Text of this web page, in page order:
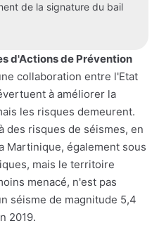
de la signature du bail
d'Actions de Prévention
collaboration entre l'Etat
à améliorer la
les risques demeurent.
des risques de séismes, en
Martinique, également sous
mais le territoire
menacé, n'est pas
séisme de magnitude 5,4
2019.